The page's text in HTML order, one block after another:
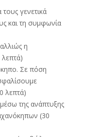
γενετικά
και τη συμφωνία
η
Σε πόση
λεπτά)
της ανάπτυξης
(30